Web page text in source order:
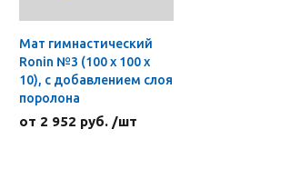
Мат гимнастический
Ronin №3 (100 х 100 х
10), с добавлением слоя
поролона
от 2 952 руб. /шт